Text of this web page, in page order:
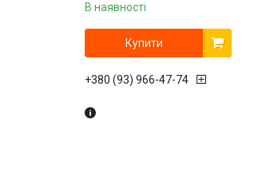
В наявності
Купити
+380 (93) 966-47-74